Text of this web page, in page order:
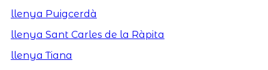
llenya Puigcerdà
llenya Sant Carles de la Ràpita
llenya Tiana